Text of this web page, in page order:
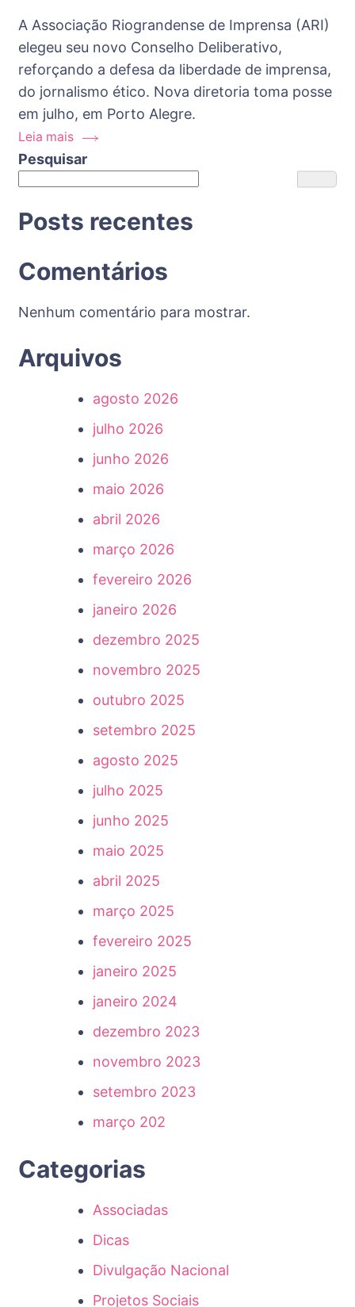
A Associação Riograndense de Imprensa (ARI)
elegeu seu novo Conselho Deliberativo,
reforçando a defesa da liberdade de imprensa,
do jornalismo ético. Nova diretoria toma posse
em julho, em Porto Alegre.
Leia mais
Pesquisar
Posts recentes
Comentários
Nenhum comentário para mostrar.
Arquivos
agosto 2026
julho 2026
junho 2026
maio 2026
abril 2026
março 2026
fevereiro 2026
janeiro 2026
dezembro 2025
novembro 2025
outubro 2025
setembro 2025
agosto 2025
julho 2025
junho 2025
maio 2025
abril 2025
março 2025
fevereiro 2025
janeiro 2025
janeiro 2024
dezembro 2023
novembro 2023
setembro 2023
março 202
Categorias
Associadas
Dicas
Divulgação Nacional
Projetos Sociais